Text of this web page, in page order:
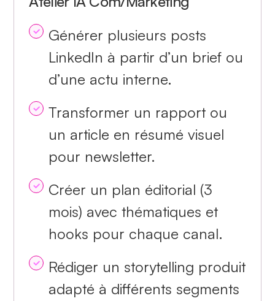
Générer plusieurs posts
LinkedIn à partir d’un brief ou
d’une actu interne.
Transformer un rapport ou
un article en résumé visuel
pour newsletter.
Créer un plan éditorial (3
mois) avec thématiques et
hooks pour chaque canal.
Rédiger un storytelling produit
adapté à différents segments